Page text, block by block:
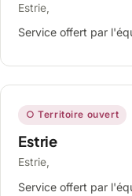
Estrie,
Service offert par
○ Territoire ouvert
Estrie
Estrie,
Service offert par